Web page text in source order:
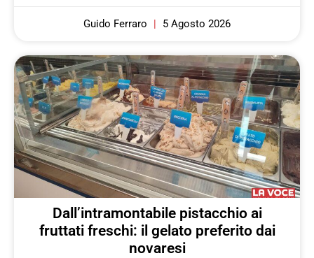
Guido Ferraro 5 Agosto 2026
Dall’intramontabile pistacchio ai
fruttati freschi: il gelato preferito dai
novaresi